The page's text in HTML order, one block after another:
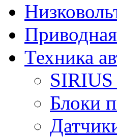
Техника
Блоки